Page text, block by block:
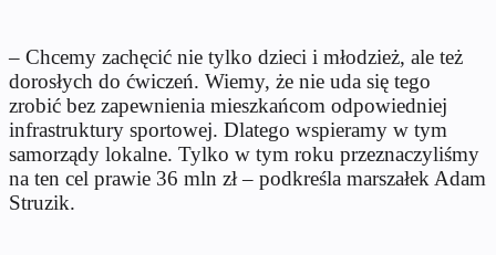
– Chcemy zachęcić nie tylko dzieci i młodzież, ale też
dorosłych do ćwiczeń. Wiemy, że nie uda się tego
zrobić bez zapewnienia mieszkańcom odpowiedniej
infrastruktury sportowej. Dlatego wspieramy w tym
samorządy lokalne. Tylko w tym roku przeznaczyliśmy
na ten cel prawie 36 mln zł – podkreśla marszałek Adam
Struzik.